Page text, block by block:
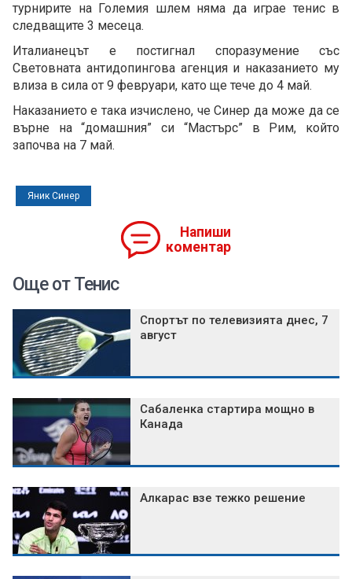
турнирите на Големия шлем няма да играе тенис в
следващите 3 месеца.
Италианецът е постигнал споразумение със
Световната антидопингова агенция и наказанието му
влиза в сила от 9 февруари, като ще тече до 4 май.
Наказанието е така изчислено, че Синер да може да се
върне на “домашния” си “Мастърс” в Рим, който
започва на 7 май.
Яник Синер
Напиши
коментар
Още от Тенис
Спортът по телевизията днес, 7
август
Сабаленка стартира мощно в
Канада
Алкарас взе тежко решение